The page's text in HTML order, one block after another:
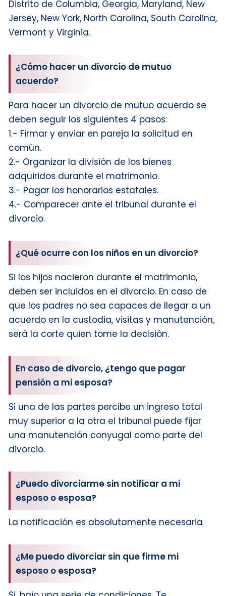
Distrito de Columbia, Georgia, Maryland, New
Jersey, New York, North Carolina, South Carolina,
Vermont y Virginia.
¿Cómo hacer un divorcio de mutuo
acuerdo?
Para hacer un divorcio de mutuo acuerdo se
deben seguir los siguientes 4 pasos:
1.- Firmar y enviar en pareja la solicitud en
común.
2.- Organizar la división de los bienes
adquiridos durante el matrimonio.
3.- Pagar los honorarios estatales.
4.- Comparecer ante el tribunal durante el
divorcio.
¿Qué ocurre con los niños en un divorcio?
Si los hijos nacieron durante el matrimonio,
deben ser incluidos en el divorcio. En caso de
que los padres no sea capaces de llegar a un
acuerdo en la custodia, visitas y manutención,
será la corte quien tome la decisión.
En caso de divorcio, ¿tengo que pagar
pensión a mi esposa?
Si una de las partes percibe un ingreso total
muy superior a la otra el tribunal puede fijar
una manutención conyugal como parte del
divorcio.
¿Puedo divorciarme sin notificar a mi
esposo o esposa?
La notificación es absolutamente necesaria
¿Me puedo divorciar sin que firme mi
esposo o esposa?